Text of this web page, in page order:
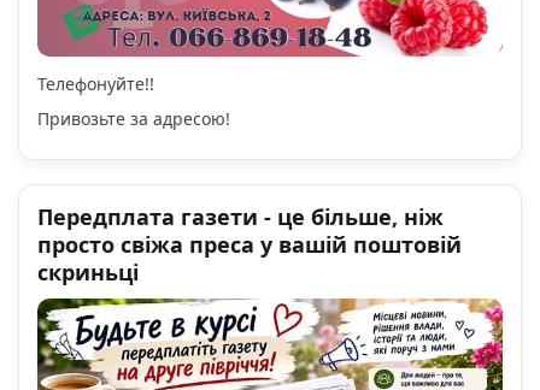
Телефонуйте!!
Привозьте за адресою!
Передплата газети - це більше, ніж
просто свіжа преса у вашій поштовій
скриньці